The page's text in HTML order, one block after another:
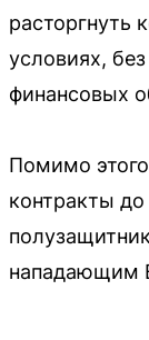
расторгнуть
условиях,
финансовых
Помимо
контракты
нападающим